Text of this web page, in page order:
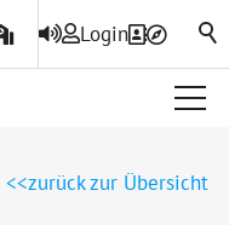
Login
zurück zur Übersicht